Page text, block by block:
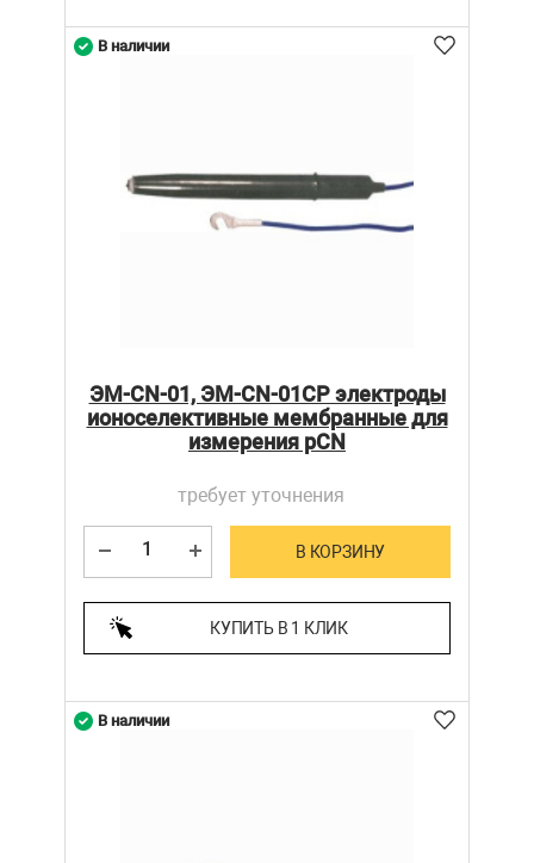
ЭM-CN-01, ЭM-CN-01СР электроды
ионоселективные мембранные для
измерения pCN
требует уточнения
В КОРЗИНУ
КУПИТЬ В 1 КЛИК
В наличии
В наличии